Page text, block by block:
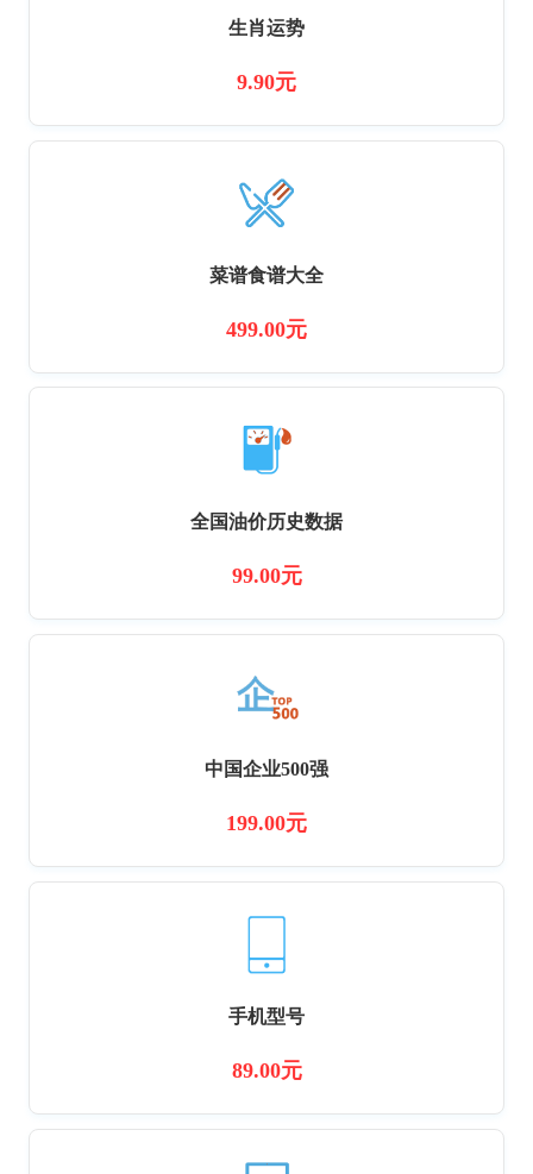
生肖运势
9.90元
菜谱食谱大全
499.00元
全国油价历史数据
99.00元
中国企业500强
199.00元
手机型号
89.00元